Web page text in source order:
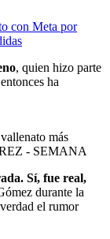
con Meta por
, quien hizo parte
ha
más
- SEMANA
Sí, fue real,
durante la
el rumor